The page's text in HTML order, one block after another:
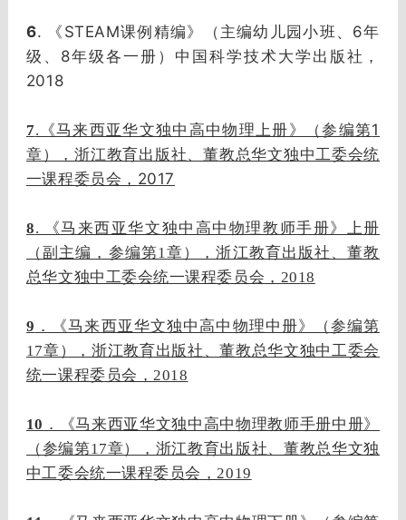
6. 《 STEAM课例精编》（主编幼儿园小班、 6年
级、 8年级各一册）中国科学技术大学出版社，
2018
7.《马来西亚华文独中高中物理上册》（参编第1
章），浙江教育出版社、董教总华文独中工委会统
一课程委员会， 2017
8. 《马来西亚华文独中高中物理教师手册》上册
（副主编，参编第1章），浙江教育出版社、董教
总华文独中工委会统一课程委员会，2018
9 ．《马来西亚华文独中高中物理中册》（参编第
17章），浙江教育出版社、董教总华文独中工委会
统一课程委员会，2018
10 ．《马来西亚华文独中高中物理教师手册中册》
（参编第17章），浙江教育出版社、董教总华文独
中工委会统一课程委员会，2019